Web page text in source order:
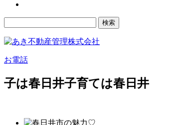
お電話
子は春日井子育ては春日井